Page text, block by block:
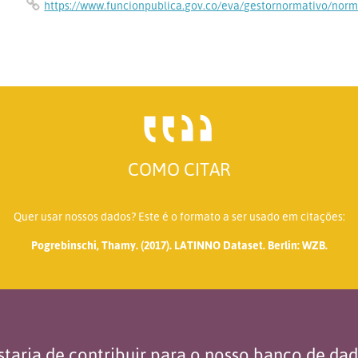
https://www.funcionpublica.gov.co/eva/gestornormativo/
COMO CITAR
Quer usar nossos dados? Este é o formato a ser usado em citações:
Pogrebinschi, Thamy. (2017). LATINNO Dataset. Berlin: WZB.